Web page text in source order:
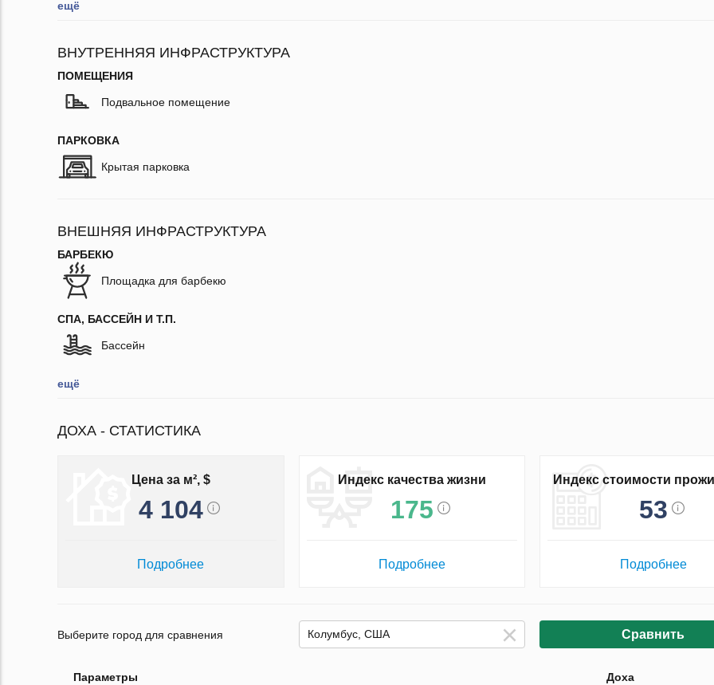
ещё
ВНУТРЕННЯЯ ИНФРАСТРУКТУРА
ПОМЕЩЕНИЯ
Подвальное помещение
ПАРКОВКА
Крытая парковка
ВНЕШНЯЯ ИНФРАСТРУКТУРА
БАРБЕКЮ
Площадка для барбекю
СПА, БАССЕЙН И Т.П.
Бассейн
ещё
ДОХА - СТАТИСТИКА
Цена за м², $
4 104
Подробнее
Индекс качества жизни
175
Подробнее
Индекс стоимости
53
Подробнее
Выберите город для сравнения Сравнить
Параметры Доха